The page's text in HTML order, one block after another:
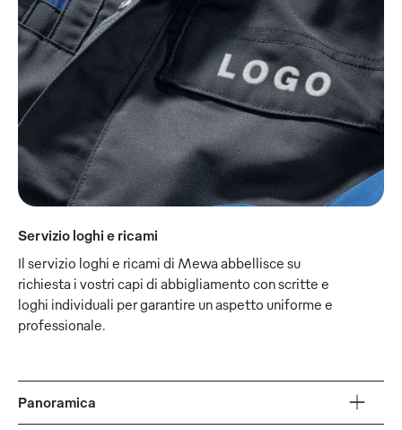
Servizio loghi e ricami
Il servizio loghi e ricami di Mewa abbellisce su
richiesta i vostri capi di abbigliamento con scritte e
loghi individuali per garantire un aspetto uniforme e
professionale.
Panoramica